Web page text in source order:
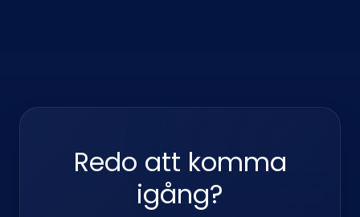
Redo att komma
igång?